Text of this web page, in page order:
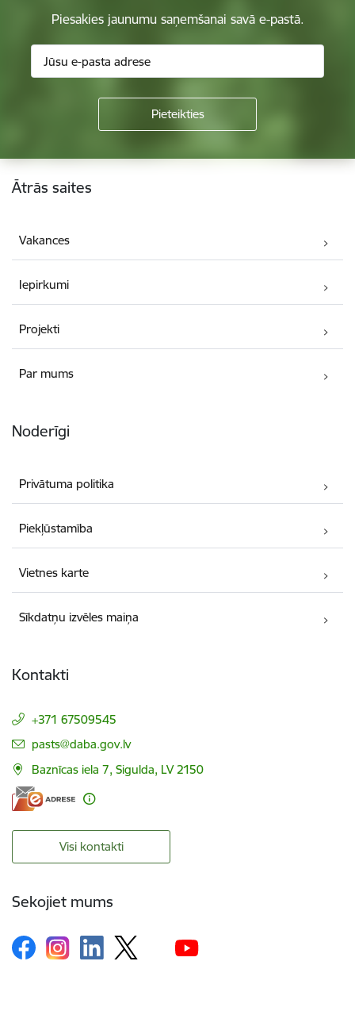
Piesakies jaunumu saņemšanai savā e-pastā.
Kājene
Ātrās saites
Vakances
Iepirkumi
Projekti
Par mums
Noderīgi
Privātuma politika
Piekļūstamība
Vietnes karte
Sīkdatņu izvēles maiņa
Kontakti
+371 67509545
E-pasts:
pasts@daba.gov.lv
Baznīcas iela 7, Sigulda, LV 2150
Visi kontakti
Sekojiet mums